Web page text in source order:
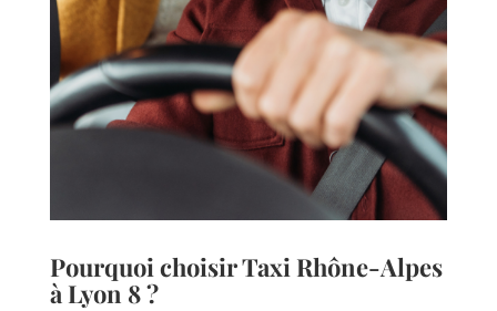
Pourquoi choisir Taxi Rhône-Alpes
à Lyon 8 ?